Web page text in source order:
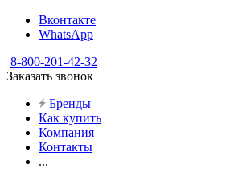
Вконтакте
WhatsApp
8-800-201-42-32
Заказать звонок
Бренды
Как купить
Компания
Контакты
...